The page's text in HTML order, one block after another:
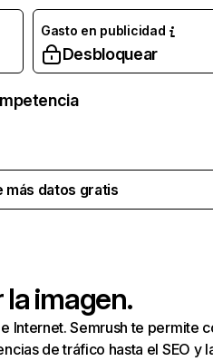
Gasto en publicidad
Desbloquear
más datos gratis
la imagen.
Internet. Semrush te permite
de tráfico hasta el SEO y